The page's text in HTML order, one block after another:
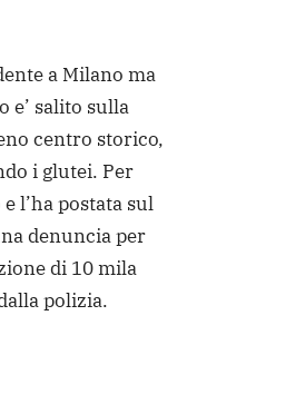
a Milano ma
e’ salito sulla
centro storico,
i glutei. Per
l’ha postata sul
denuncia per
di 10 mila
polizia.